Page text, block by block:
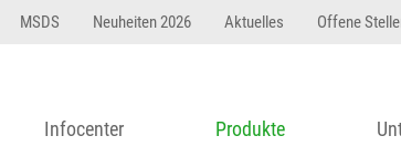
MSDS Neuheiten 2026 Aktuelles Offene
Infocenter Produkte
asdfW134 245 34" string(62) "Test